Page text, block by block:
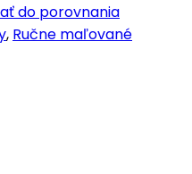
do porovnania
, Ručne maľované